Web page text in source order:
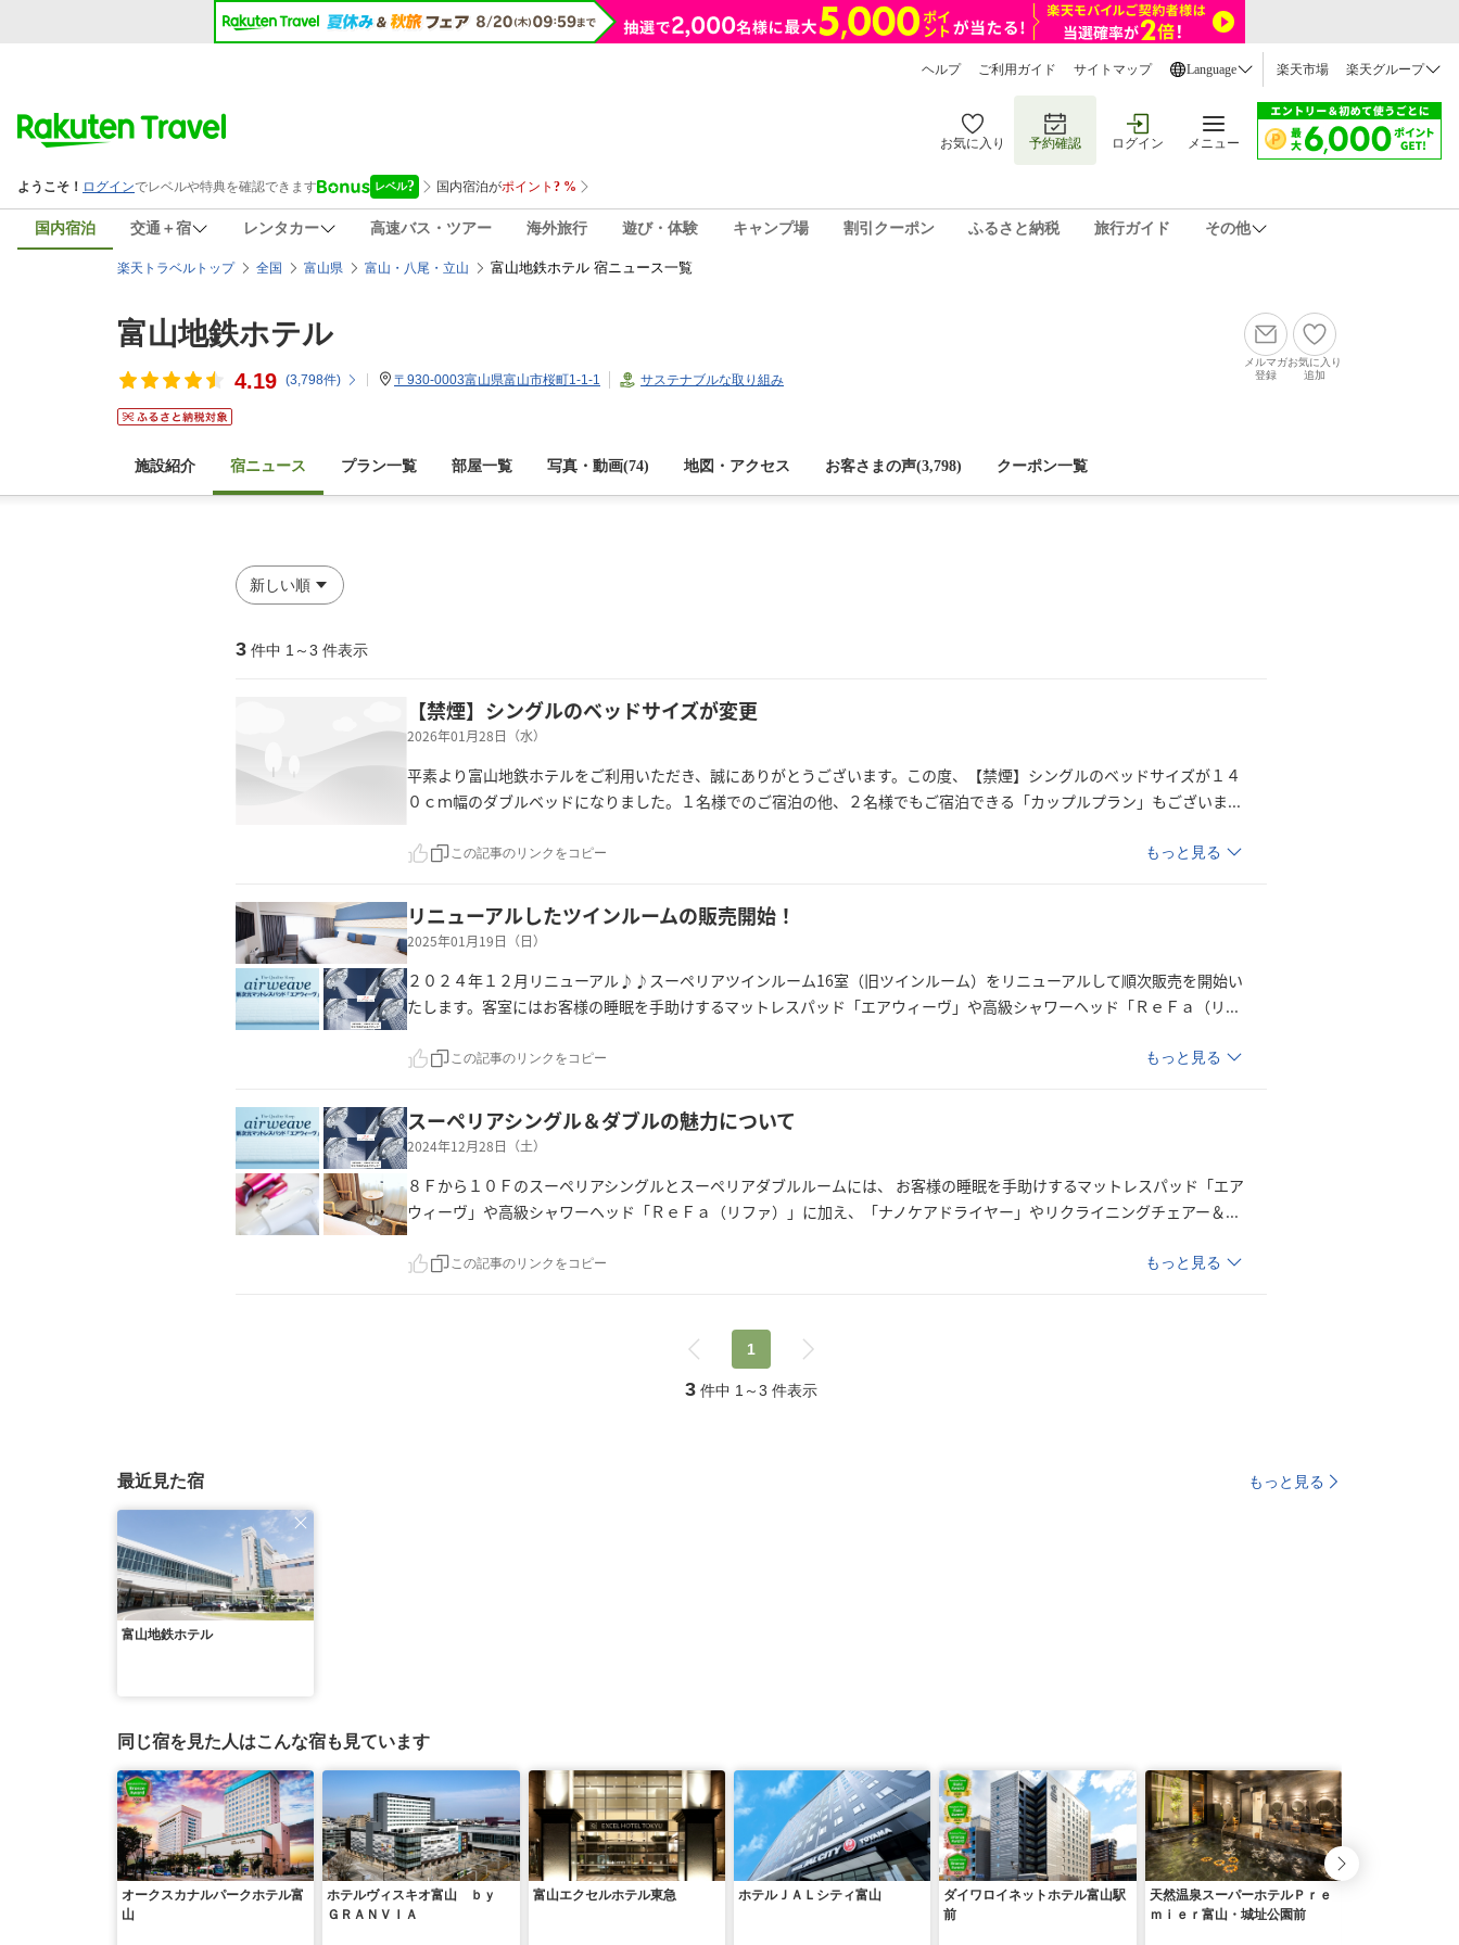
ヘルプ ご利用ガイド サイトマップ Language 楽天市場 楽天グループ
お気に入り 予約確認 ログイン メニュー
国内宿泊 交通＋宿 レンタカー 高速バス・ツアー 海外旅行 遊び・体験 キャンプ場 割引クーポン ふるさと納税 旅行ガイド その他
楽天トラベルトップ 全国 富山県 富山・八尾・立山 富山地鉄ホテル 宿ニュース一覧
富山地鉄ホテル
4.19 (3,798件) 〒930-0003富山県富山市桜町1-1-1 サステナブルな取り組み
メルマガ
登録
お気に入り
追加
施設紹介 宿ニュース プラン一覧 部屋一覧 写真・動画(74) 地図・アクセス お客さまの声(3,798) クーポン一覧
3 件中 1 ～3 件表示
【禁煙】シングルのベッドサイズが変更
2026年01月28日（水）
平素より富山地鉄ホテルをご利用いただき、誠にありがとうございます。この度、【禁煙】シングルのベッドサイズが１４
０ｃｍ幅のダブルベッドになりました。１名様でのご宿泊の他、２名様でもご宿泊できる「カップルプラン」もございま...
この記事のリンクをコピー もっと見る
リニューアルしたツインルームの販売開始！
2025年01月19日（日）
２０２４年１２月リニューアル♪♪スーペリアツインルーム16室（旧ツインルーム）をリニューアルして順次販売を開始い
たします。客室にはお客様の睡眠を手助けするマットレスパッド「エアウィーヴ」や高級シャワーヘッド「ＲｅＦａ（ リ ...
この記事のリンクをコピー もっと見る
スーペリアシングル＆ダブルの魅力について
2024年12月28日（土）
８Ｆから１０Ｆのスーペリアシングルとスーペリアダブルルームには、 お客様の睡眠を手助けするマットレスパッド「エア
ウィーヴ」や高級シャワーヘッド「ＲｅＦａ（リファ）」に加え、「ナノケアドライヤー」やリクライニングチェアー＆...
この記事のリンクをコピー もっと見る
1
3 件中 1 ～3 件表示
最近見た宿 もっと見る
富山地鉄ホテル
同じ宿を見た人はこんな宿も見ています
オークスカナルパークホテル富
山
ホテルヴィスキオ富山 ｂｙ
ＧＲＡＮＶＩＡ
富山エクセルホテル東急 ホテルＪＡＬシティ富山
ダイワロイネットホテル富山駅
前
天然温泉スーパーホテルＰｒｅ
ｍｉｅｒ富山・城址公園前